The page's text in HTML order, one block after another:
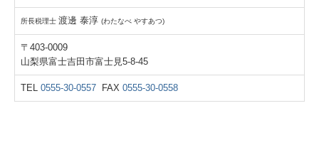
所長税理士 渡邊 泰淳 (わたなべ やすあつ)
〒403-0009
山梨県富士吉田市富士見5-8-45
TEL 0555-30-0557 FAX 0555-30-0558